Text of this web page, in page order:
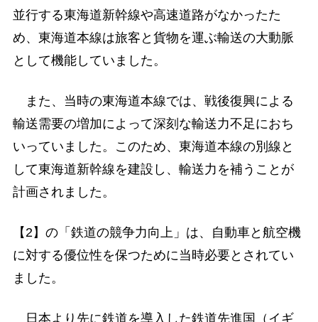
並行する東海道新幹線や高速道路がなかったた
め、東海道本線は旅客と貨物を運ぶ輸送の大動脈
として機能していました。
また、当時の東海道本線では、戦後復興による
輸送需要の増加によって深刻な輸送力不足におち
いっていました。このため、東海道本線の別線と
して東海道新幹線を建設し、輸送力を補うことが
計画されました。
【2】の「鉄道の競争力向上」は、自動車と航空機
に対する優位性を保つために当時必要とされてい
ました。
日本より先に鉄道を導入した鉄道先進国（イギ